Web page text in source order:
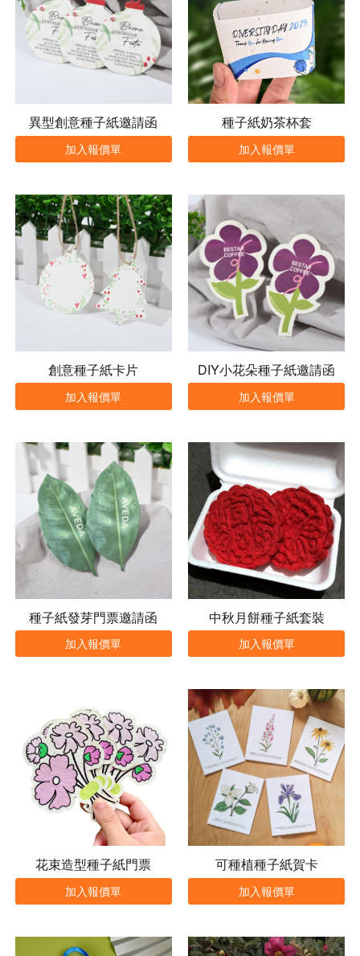
異型創意種子紙邀請函
加入報價單
種子紙奶茶杯套
加入報價單
創意種子紙卡片
加入報價單
DIY小花朵種子紙邀請函
加入報價單
種子紙發芽門票邀請函
加入報價單
中秋月餅種子紙套裝
加入報價單
花束造型種子紙門票
加入報價單
可種植種子紙賀卡
加入報價單